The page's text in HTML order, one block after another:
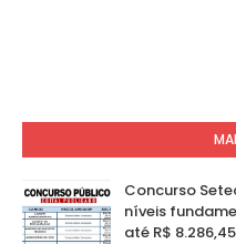
Concurso
níveis
até R$ 8.286,45